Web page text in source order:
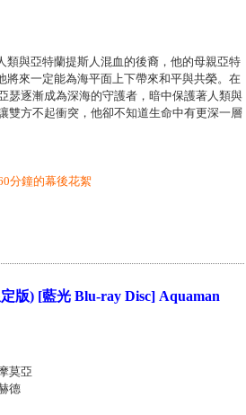
類與亞特蘭提斯人混血的後裔，他的母親亞特
將來一定能為海平面上下帶來和平與共榮。在
瑟逐漸成為深海的守護者，暗中保護著人類與
雙方不起衝突，他卻不知道生命中有更深一層
分鐘的幕後花絮
版) [藍光 Blu-ray Disc] Aquaman
莫亞
德